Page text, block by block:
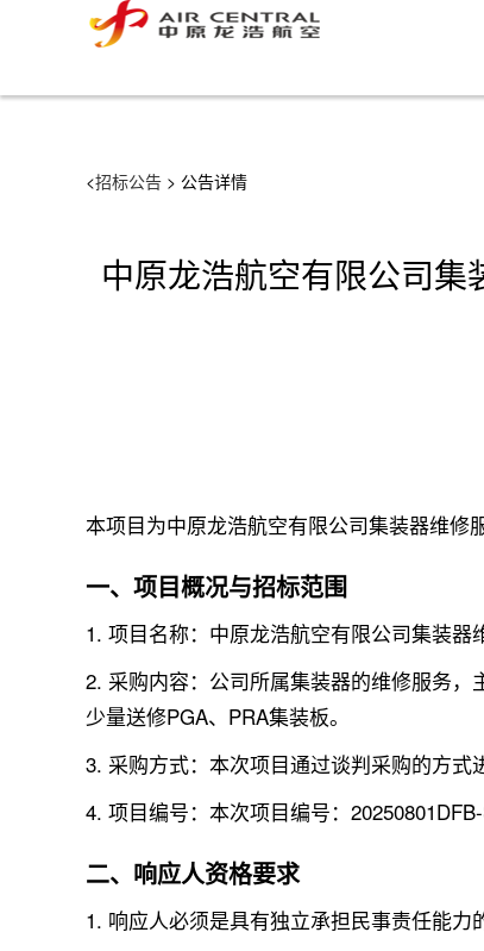
<招标公告 > 公告详情
中原龙浩航空有限公司集
本项目为中原龙浩航空有限公司集装器维修
一、项目概况与招标范围
1. 项目名称：中原龙浩航空有限公司集装器
2. 采购内容：公司所属集装器的维修服务，
少量送修PGA、PRA集装板。
3. 采购方式：本次项目通过谈判采购的方式
4. 项目编号：本次项目编号：
二、响应人资格要求
1. 响应人必须是具有独立承担民事责任能力